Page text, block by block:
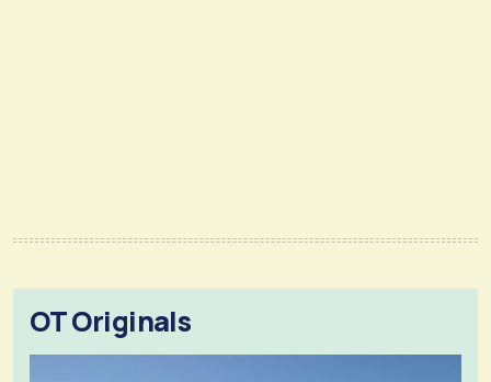
OT Originals